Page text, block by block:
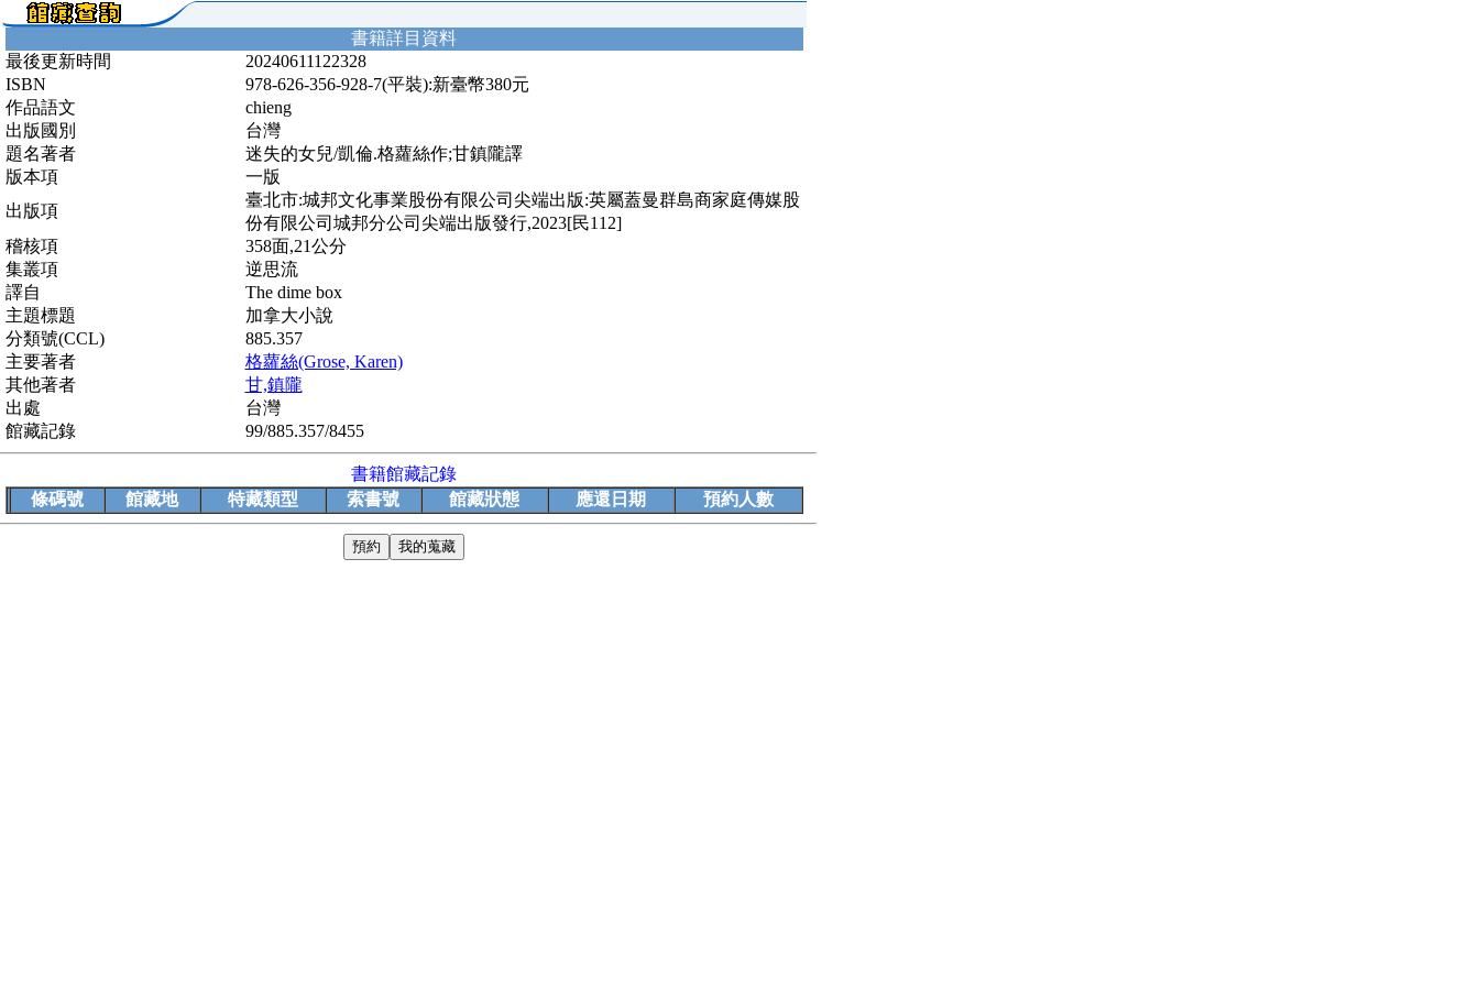
書籍詳目資料
最後更新時間
20240611122328
ISBN
978-626-356-928-7(平裝):新臺幣380元
作品語文
chieng
出版國別
台灣
題名著者
迷失的女兒/凱倫.格蘿絲作;甘鎮隴譯
版本項
一版
出版項
臺北市:城邦文化事業股份有限公司尖端出版:英屬蓋曼群島商家庭傳媒股
份有限公司城邦分公司尖端出版發行,2023[民112]
稽核項
358面,21公分
集叢項
逆思流
譯自
The dime box
主題標題
加拿大小說
分類號(CCL)
885.357
主要著者
格蘿絲(Grose, Karen)
其他著者
甘,鎮隴
出處
台灣
館藏記錄
99/885.357/8455
書籍館藏記錄
條碼號
館藏地 特藏類型 索書號 館藏狀態 應還日期 預約人數